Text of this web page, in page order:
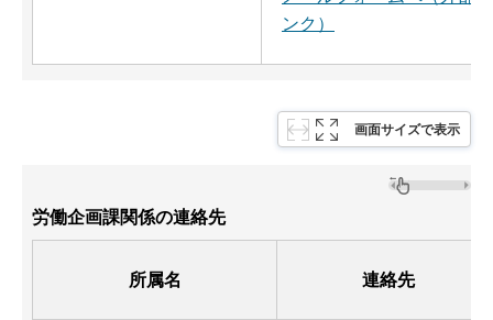
ンク）
画面サイズで表示
労働企画課関係の連絡先
所属名 連絡先